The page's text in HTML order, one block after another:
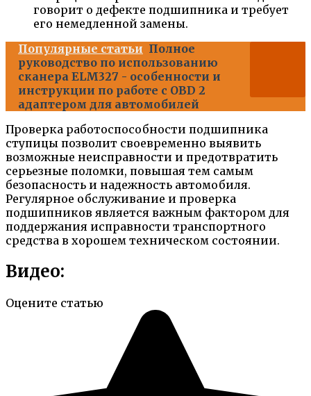
говорит о дефекте подшипника и требует
его немедленной замены.
Популярные статьи Полное
руководство по использованию
сканера ELM327 - особенности и
инструкции по работе с OBD 2
адаптером для автомобилей
Проверка работоспособности подшипника
ступицы позволит своевременно выявить
возможные неисправности и предотвратить
серьезные поломки, повышая тем самым
безопасность и надежность автомобиля.
Регулярное обслуживание и проверка
подшипников является важным фактором для
поддержания исправности транспортного
средства в хорошем техническом состоянии.
Видео:
Оцените статью